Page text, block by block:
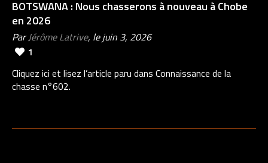
BOTSWANA : Nous chasserons à nouveau à Chobe
en 2026
ParJérôme Latrive, le juin 3, 2026
1
Cliquez ici et lisez l’article paru dans Connaissance de la
chasse n°602.